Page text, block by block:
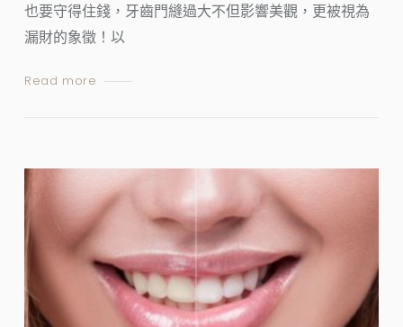
也要守得住錢，牙齒門縫過大不但影響美觀，更被視為
漏財的象徵！以
Read more